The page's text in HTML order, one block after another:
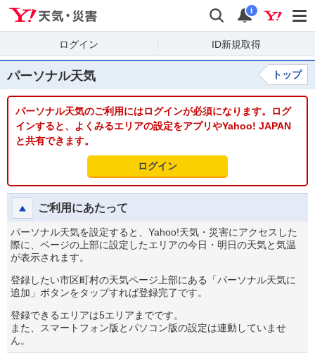
検索 通知
i
ログイン ID新規取得
パーソナル天気 トップ
パーソナル天気のご利用にはログインが必須になります。ログ
インすると、よくみるエリアの設定をアプリやYahoo! JAPAN
と共有できます。
ログイン
ご利用にあたって
パーソナル天気を設定すると、Yahoo!天気・災害にアクセスした
際に、ページの上部に設定したエリアの今日・明日の天気と気温
が表示されます。
登録したい市区町村の天気ページ上部にある「パーソナル天気に
追加」ボタンをタップすれば登録完了です。
登録できるエリアは5エリアまでです。
また、スマートフォン版とパソコン版の設定は連動していませ
ん。